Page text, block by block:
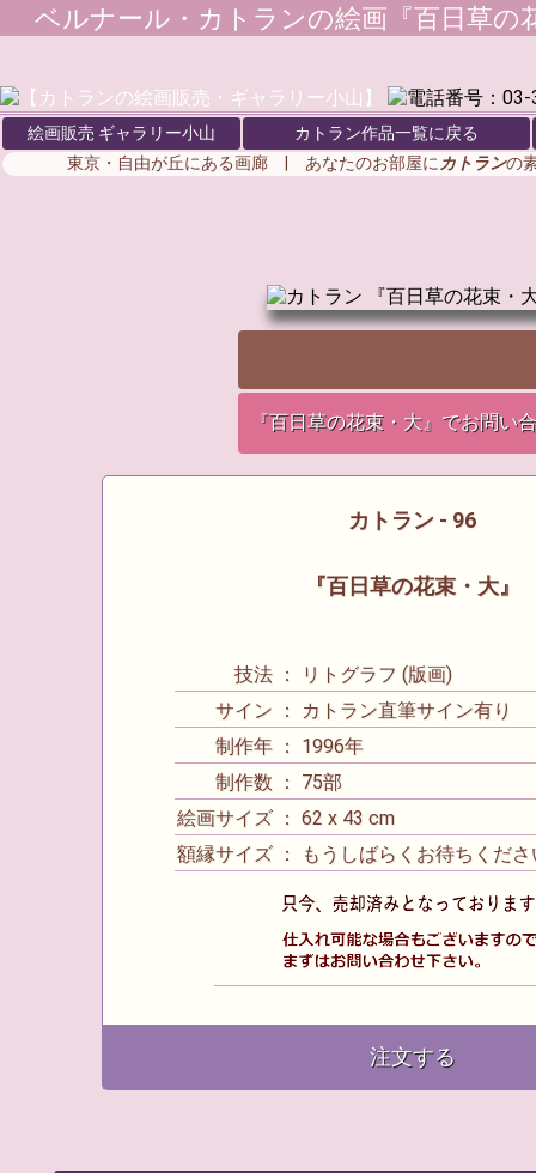
ベルナール・カトランの絵画『百日草の
絵画販売 ギャラリー小山
カトラン作品一覧に戻る
東京・自由が丘にある画廊 | あなたのお部屋に カトランの
『百日草の花束・大』でお問い
カトラン - 96
『百日草の花束・大』
技法 ： リトグラフ (版画)
サイン ： カトラン直筆サイン有り
制作年 ： 1996年
制作数 ： 75部
絵画サイズ ： 62 x 43 cm
額縁サイズ ： もうしばらくお待ちくだ
注文する